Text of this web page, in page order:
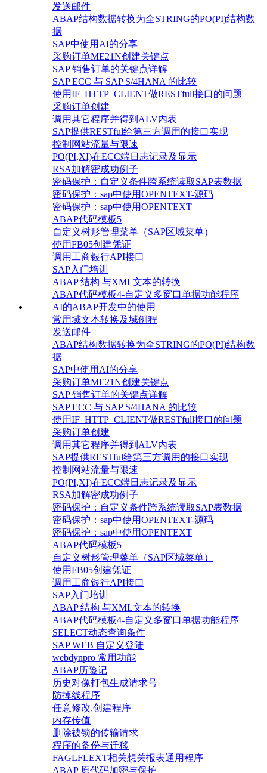
发送邮件
ABAP结构数据转换为全STRING的PO(PI)结构数
据
SAP中使用AI的分享
采购订单ME21N创建关键点
SAP 销售订单的关键点详解
SAP ECC 与 SAP S/4HANA 的比较
使用IF_HTTP_CLIENT做RESTfull接口的问题
采购订单创建
调用其它程序并得到ALV内表
SAP提供RESTful给第三方调用的接口实现
控制网站流量与限速
PO(PI,XI)在ECC端日志记录及显示
RSA加解密成功例子
密码保护：自定义条件跨系统读取SAP表数据
密码保护：sap中使用OPENTEXT-源码
密码保护：sap中使用OPENTEXT
ABAP代码模板5
自定义树形管理菜单（SAP区域菜单）
使用FB05创建凭证
调用工商银行API接口
SAP入门培训
ABAP 结构 与XML文本的转换
ABAP代码模板4-自定义多窗口单据功能程序
AI的ABAP开发中的使用
常用域文本转换及域例程
发送邮件
ABAP结构数据转换为全STRING的PO(PI)结构数
据
SAP中使用AI的分享
采购订单ME21N创建关键点
SAP 销售订单的关键点详解
SAP ECC 与 SAP S/4HANA 的比较
使用IF_HTTP_CLIENT做RESTfull接口的问题
采购订单创建
调用其它程序并得到ALV内表
SAP提供RESTful给第三方调用的接口实现
控制网站流量与限速
PO(PI,XI)在ECC端日志记录及显示
RSA加解密成功例子
密码保护：自定义条件跨系统读取SAP表数据
密码保护：sap中使用OPENTEXT-源码
密码保护：sap中使用OPENTEXT
ABAP代码模板5
自定义树形管理菜单（SAP区域菜单）
使用FB05创建凭证
调用工商银行API接口
SAP入门培训
ABAP 结构 与XML文本的转换
ABAP代码模板4-自定义多窗口单据功能程序
SELECT动态查询条件
SAP WEB 自定义登陆
webdynpro 常用功能
ABAP历险记
历史对像打包生成请求号
防掉线程序
任意修改,创建程序
内存传值
删除被锁的传输请求
程序的备份与迁移
FAGLFLEXT相关想关报表通用程序
ABAP 原代码加密与保护